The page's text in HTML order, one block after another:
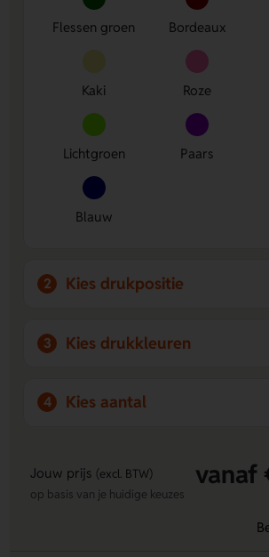
Flessen groen Bordeaux
Kaki Roze
Lichtgroen Paars
Blauw
2 Kies drukpositie
3 Kies drukkleuren
4 Kies aantal
Jouw prijs (excl. BTW) vanaf
op basis van je huidige keuzes